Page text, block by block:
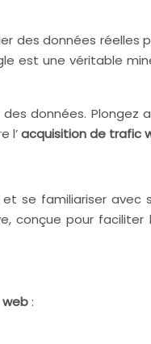
des données réelles
est une véritable
données. Plongez
l’acquisition de trafic
et se familiariser avec
conçue pour faciliter
web: